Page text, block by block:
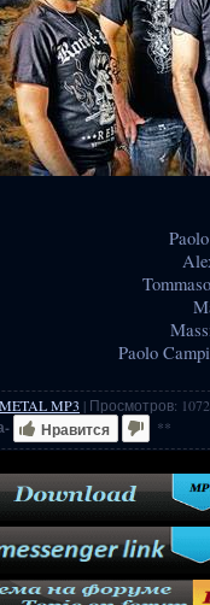
Paolo
MP3 | Просмотров: 1072
Нравится **